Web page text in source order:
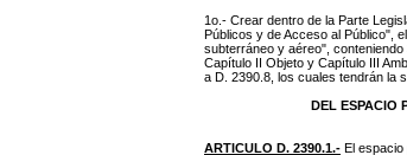
1o.- Crear dentro de la Parte
Públicos y de Acceso al Público",
subterráneo y aéreo",
Capítulo II Objeto y Capítulo III
a D. 2390.8, los cuales tendrán la
DEL ESPACIO
ARTICULO D. 2390.1.- El espacio